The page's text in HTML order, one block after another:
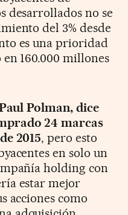
desarrollados no se
del 3% desde
es una prioridad
160.000 millones
Polman, dice
24 marcas
2015, pero esto
en solo un
holding con
estar mejor
acciones como